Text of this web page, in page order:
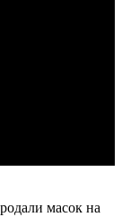
масок на